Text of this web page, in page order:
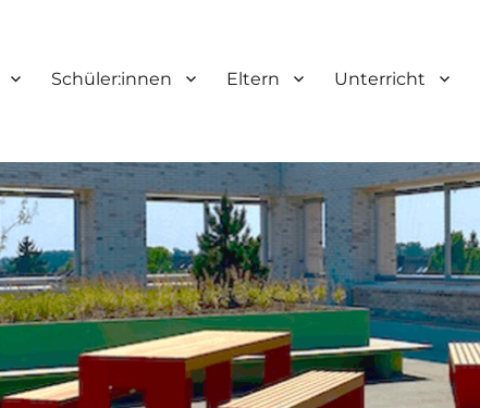
Schüler:innen Eltern Unterricht